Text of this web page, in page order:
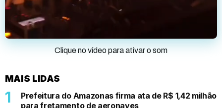
Clique no vídeo para ativar o som
MAIS LIDAS
Prefeitura do Amazonas firma ata de R$ 1,42 milhão
para fretamento de aeronaves